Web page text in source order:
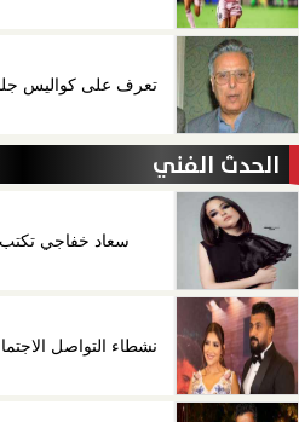
تعرف على كواليس
الحدث الفني
سعاد خفاجي
نشطاء التواصل